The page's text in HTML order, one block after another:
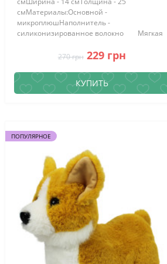
смМатериалы:Основной -
микроплюшНаполнитель -
силиконизированное волокно Мягкая
нашем интерне..
270 грн 229 грн
КУПИТЬ
ПОПУЛЯРНОЕ